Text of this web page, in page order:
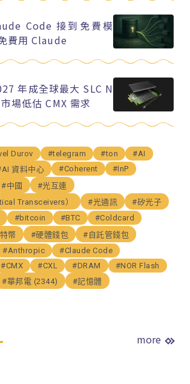
Code 接到免費模
費用 Claude
年成全球最大 SLC N
場低估 CMX 需求
Durov #telegram #ton
#AI
資料中心 #Coherent
#InP
#中國
#光互連
Transceivers）
#光通訊
#矽光子
#bitcoin #BTC
#Coldcard
幣 #硬體錢包
#自託管錢包
#Anthropic
#Claude Code
#CMX #CXL #DRAM
#NOR Flash
#華邦電 (2344) #記憶體
more